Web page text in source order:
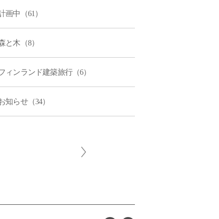
画中（61）
と木（8）
ィンランド建築旅行（6）
知らせ（34）